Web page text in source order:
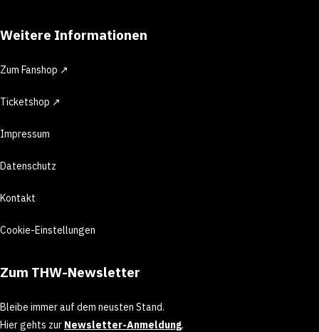
Weitere Informationen
Zum Fanshop ↗
Ticketshop ↗
Impressum
Datenschutz
Kontakt
Cookie-Einstellungen
Zum THW-Newsletter
Bleibe immer auf dem neusten Stand.
Hier gehts zur Newsletter-Anmeldung.